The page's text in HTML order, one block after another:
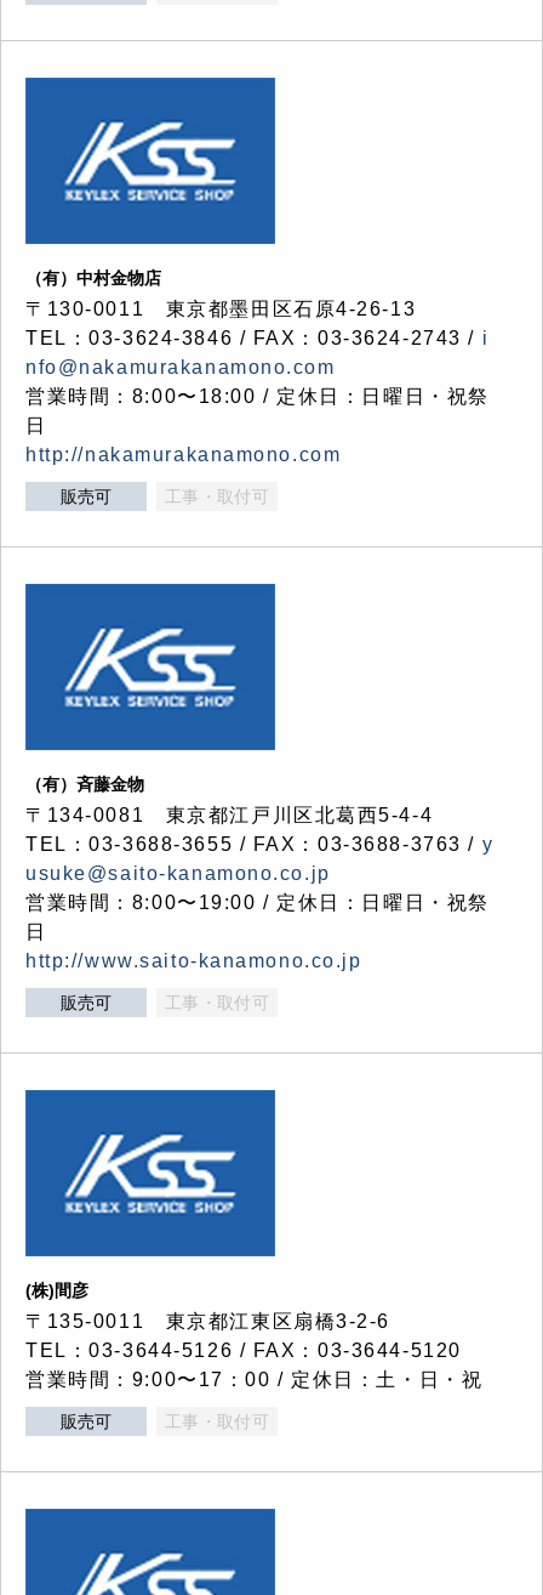
（有）中村金物店
〒130-0011 東京都墨田区石原4-26-13
TEL：03-3624-3846 / FAX：03-3624-2743 / i
nfo@nakamurakanamono.com
営業時間：8:00〜18:00 / 定休日：日曜日・祝祭
日
http://nakamurakanamono.com
販売可 工事・取付可
（有）斉藤金物
〒134-0081 東京都江戸川区北葛西5-4-4
TEL：03-3688-3655 / FAX：03-3688-3763 / y
usuke@saito-kanamono.co.jp
営業時間：8:00〜19:00 / 定休日：日曜日・祝祭
日
http://www.saito-kanamono.co.jp
販売可 工事・取付可
(株)間彦
〒135-0011 東京都江東区扇橋3-2-6
TEL：03-3644-5126 / FAX：03-3644-5120
営業時間：9:00〜17：00 / 定休日：土・日・祝
販売可 工事・取付可